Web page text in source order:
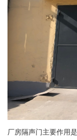
厂房隔声门主要作用